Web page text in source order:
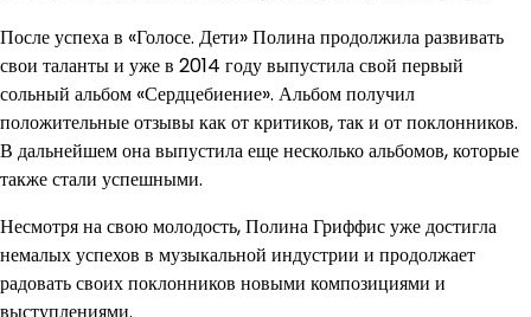
После успеха в «Голосе. Дети» Полина продолжила развивать
свои таланты и уже в 2014 году выпустила свой первый
сольный альбом «Сердцебиение». Альбом получил
положительные отзывы как от критиков, так и от поклонников.
В дальнейшем она выпустила еще несколько альбомов, которые
также стали успешными.
Несмотря на свою молодость, Полина Гриффис уже достигла
немалых успехов в музыкальной индустрии и продолжает
радовать своих поклонников новыми композициями и